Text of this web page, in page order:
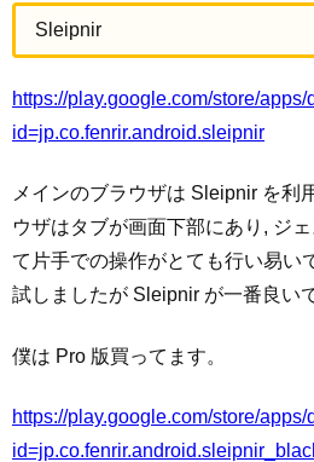
Sleipnir
https://play.google.com/store/apps/
id=jp.co.fenrir.android.sleipnir
メインのブラウザは Sleipnir を利
ウザはタブが画面下部にあり, ジ
て片手での操作がとても行い易い
試しましたが Sleipnir が一番良い
僕は Pro 版買ってます。
https://play.google.com/store/apps/